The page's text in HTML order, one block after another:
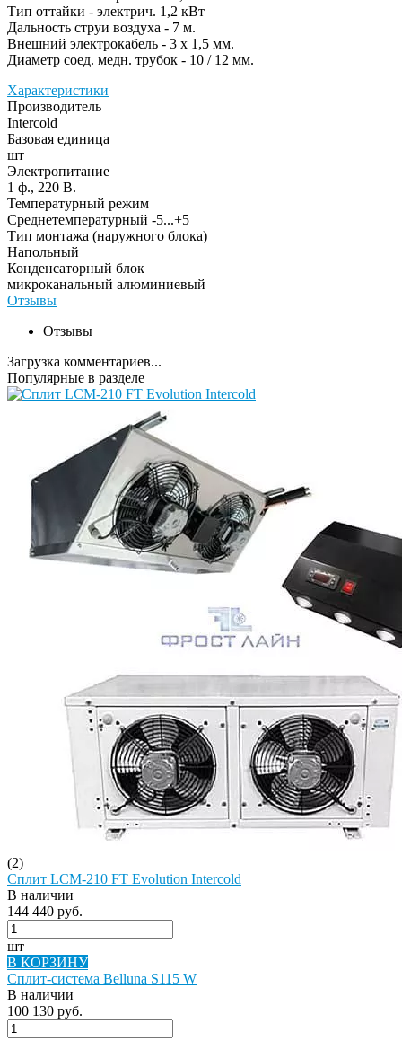
Тип оттайки - электрич. 1,2 кВт
Дальность струи воздуха - 7 м.
Внешний электрокабель - 3 х 1,5 мм.
Диаметр соед. медн. трубок - 10 / 12 мм.
Характеристики
Производитель
Intercold
Базовая единица
шт
Электропитание
1 ф., 220 В.
Температурный режим
Среднетемпературный -5...+5
Тип монтажа (наружного блока)
Напольный
Конденсаторный блок
микроканальный алюминиевый
Отзывы
Отзывы
Загрузка комментариев...
Популярные в разделе
(2)
Сплит LCM-210 FT Evolution Intercold
В наличии
144 440 руб.
шт
В КОРЗИНУ
Сплит-система Belluna S115 W
В наличии
100 130 руб.